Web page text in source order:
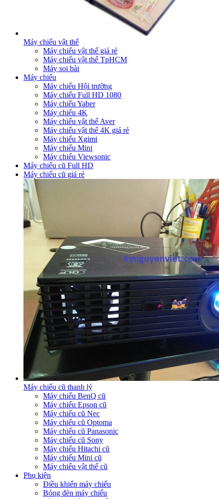
Máy chiếu vật thể
Máy chiếu vật thể giá rẻ
Máy chiếu vật thể TpHCM
Máy soi bài
Máy chiếu
Máy chiếu Hội trường
Máy chiếu Full HD 1080
Máy chiếu Yaber
Máy chiếu 4K
Máy chiếu vật thể Aver
Máy chiếu vật thể 4K giá rẻ
Máy chiếu Xgimi
Máy chiếu Mini
Máy chiếu Viewsonic
Máy chiếu cũ Full HD
Máy chiếu cũ giá rẻ
Máy chiếu cũ thanh lý
Máy chiếu BenQ cũ
Máy chiếu Epson cũ
Máy chiếu cũ Nec
Máy chiếu cũ Optoma
Máy chiếu cũ Panasonic
Máy chiếu cũ Sony
Máy chiếu Hitachi cũ
Máy chiếu Mini cũ
Máy chiếu vật thể cũ
Phụ kiện
Điều khiển máy chiếu
Bóng đèn máy chiếu